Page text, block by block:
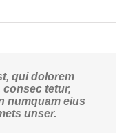
qui dolorem
tetur,
numquam eius
unser.